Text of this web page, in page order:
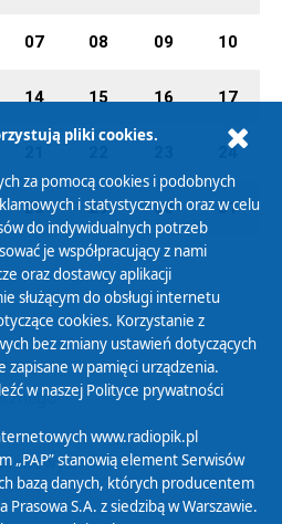
07 08 09 10
14 15 16 17
24
28 29 30 31
pliki cookies.
za pomocą cookies i podobnych
i statystycznych oraz w celu
do indywidualnych potrzeb
je współpracujący z nami
oraz dostawcy aplikacji
służącym do obsługi internetu
cookies. Korzystanie z
bez zmiany ustawień dotyczących
zapisane w pamięci urządzenia.
w naszej Polityce prywatności
www.radiopik.pl
„PAP” stanowią element Serwisów
bazą danych, których producentem
Prasowa S.A. z siedzibą w Warszawie.